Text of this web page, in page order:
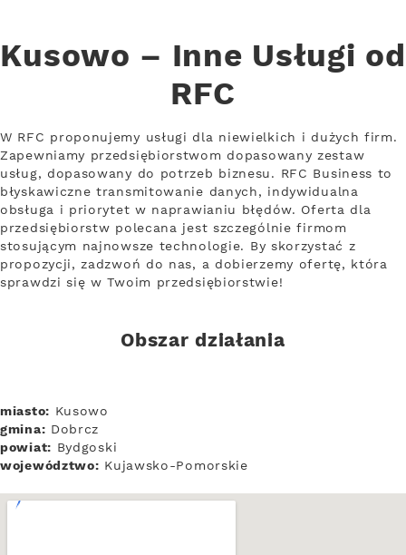
Kusowo – Inne Usługi od
RFC
W RFC proponujemy usługi dla niewielkich i dużych firm.
Zapewniamy przedsiębiorstwom dopasowany zestaw
usług, dopasowany do potrzeb biznesu. RFC Business to
błyskawiczne transmitowanie danych, indywidualna
obsługa i priorytet w naprawianiu błędów. Oferta dla
przedsiębiorstw polecana jest szczególnie firmom
stosującym najnowsze technologie. By skorzystać z
propozycji, zadzwoń do nas, a dobierzemy ofertę, która
sprawdzi się w Twoim przedsiębiorstwie!
Obszar działania
miasto: Kusowo
gmina: Dobrcz
powiat: Bydgoski
województwo: Kujawsko-Pomorskie